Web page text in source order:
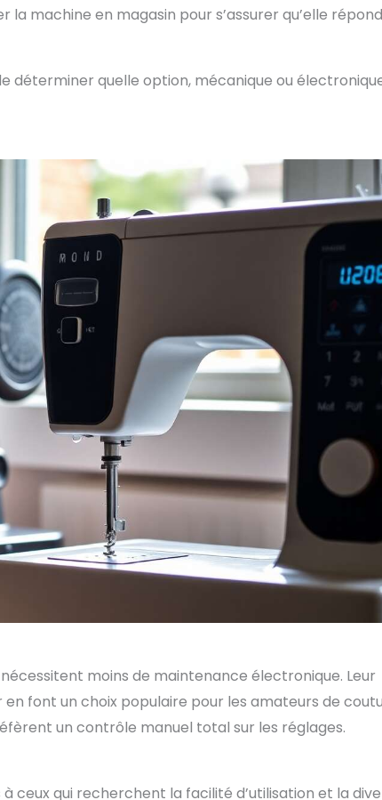
la machine en magasin pour s’assurer qu’elle
déterminer quelle option, mécanique ou
moins de maintenance électronique. Leur
font un choix populaire pour les amateurs de
un contrôle manuel total sur les réglages.
ceux qui recherchent la facilité d’utilisation et la